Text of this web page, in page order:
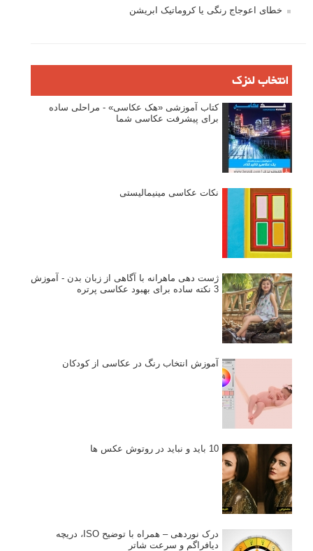
خطای اعوجاج رنگی یا کروماتیک ابریشن
انتخاب لنزک
کتاب آموزشی «هک عکاسی» - مراحلی ساده
برای پیشرفت عکاسی شما
نکات عکاسی مینیمالیستی
ژست دهی ماهرانه با آگاهی از زبان بدن - آموزش
3 نکته ساده برای بهبود عکاسی پرتره
آموزش انتخاب رنگ در عکاسی از کودکان
10 باید و نباید در روتوش عکس ها
درک نوردهی – همراه با توضیح ISO، دریچه
دیافراگم و سرعت شاتر